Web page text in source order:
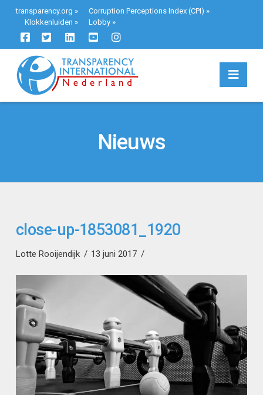
transparency.org » Corruption Perceptions Index (CPI) »
Klokkenluiden » Lobby»
Nieuws
close-up-1853081_1920
Lotte Rooijendijk 13 juni 2017